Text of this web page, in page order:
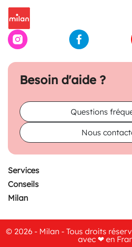
Besoin d'aide ?
Questions
Nous
Services
Conseils
Milan
© 2026 - Milan - Tous droits
avec ❤ en